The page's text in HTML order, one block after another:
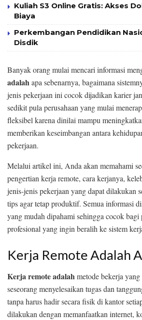
Kuliah S3 Online Gratis: Akses
Biaya
Perkembangan Pendidikan
Disdik
Banyak orang mulai mencari informasi
adalahapa sebenarnya, bagaimana
jenis pekerjaan ini cocok dijadikan karier
sedikit pula perusahaan yang mulai
fleksibel karena dinilai mampu
memberikan keseimbangan antara
pekerjaan.
Melalui artikel ini, Anda akan memahami
pengertian kerja remote, cara kerjanya,
jenis-jenis pekerjaan yang dapat dilakukan
tips agar tetap produktif. Semua informasi
yang mudah dipahami sehingga cocok bagi
profesional yang ingin beralih ke sistem
Kerja Remote Adalah
Kerja remote adalahmetode bekerja
seseorang menyelesaikan tugas dan
tanpa harus hadir secara fisik di kantor
dilakukan dengan memanfaatkan internet,